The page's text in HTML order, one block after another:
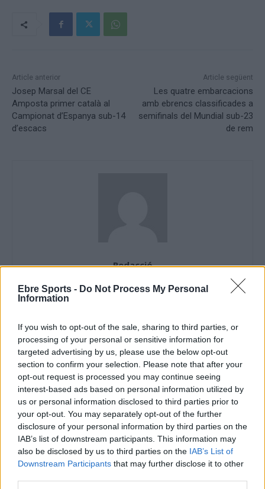
Ebre Sports - Do Not Process My Personal
Information
If you wish to opt-out of the sale, sharing to third parties, or
processing of your personal or sensitive information for
targeted advertising by us, please use the below opt-out
section to confirm your selection. Please note that after your
opt-out request is processed you may continue seeing
interest-based ads based on personal information utilized by
us or personal information disclosed to third parties prior to
your opt-out. You may separately opt-out of the further
disclosure of your personal information by third parties on the
IAB’s list of downstream participants. This information may
also be disclosed by us to third parties on the IAB’s List of
Downstream Participants that may further disclose it to other
Article anterior
Josep Marsal del CE
Amposta primer català al
Campionat d’Espanya sub-14
d’escacs
Article següent
Les quatre embarcacions
amb ebrencs classificades a
semifinals del Mundial sub-23
de rem
Redacció
ARTICLES RELACIONATS
Voleibol
El CV Roquetes finalitza en una meritòria
vuitena plaça a l’estatal juvenil
maig 4, 2026
Voleibol
Mintonette Almeria, CD Albarena i CV
Manacor, rivals del CV Roquetes a l’estatal
juvenil
abril 15, 2026